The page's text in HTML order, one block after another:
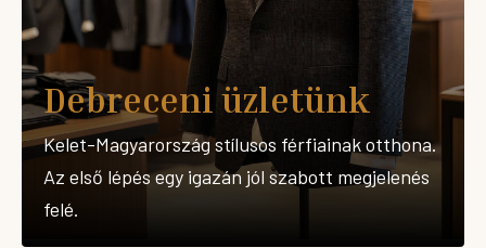
Debreceni üzletünk
Kelet-Magyarország stílusos férfiainak otthona.
Az első lépés egy igazán jól szabott megjelenés
felé.